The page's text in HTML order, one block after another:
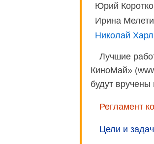
Юрий
Ирина
Николай
Лучшие
КиноМай»
будут
Регламент
Цели и